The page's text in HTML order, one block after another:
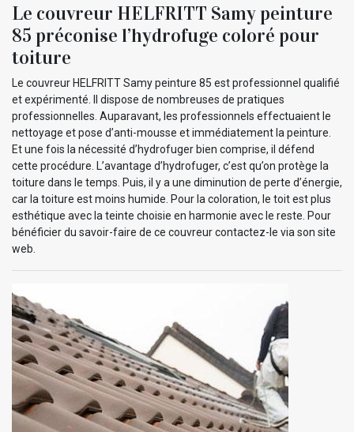
Le couvreur HELFRITT Samy peinture
85 préconise l’hydrofuge coloré pour
toiture
Le couvreur HELFRITT Samy peinture 85 est professionnel qualifié
et expérimenté. Il dispose de nombreuses de pratiques
professionnelles. Auparavant, les professionnels effectuaient le
nettoyage et pose d’anti-mousse et immédiatement la peinture.
Et une fois la nécessité d’hydrofuger bien comprise, il défend
cette procédure. L’avantage d’hydrofuger, c’est qu’on protège la
toiture dans le temps. Puis, il y a une diminution de perte d’énergie,
car la toiture est moins humide. Pour la coloration, le toit est plus
esthétique avec la teinte choisie en harmonie avec le reste. Pour
bénéficier du savoir-faire de ce couvreur contactez-le via son site
web.